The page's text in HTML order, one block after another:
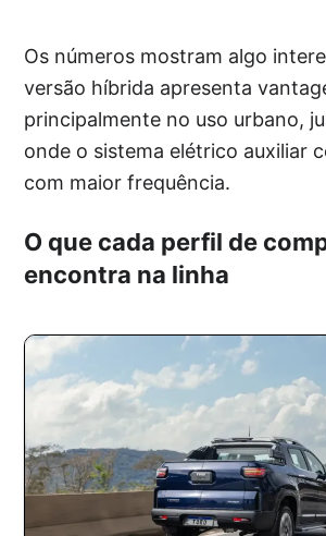
Os números mostram algo
versão híbrida apresenta
principalmente no uso urbano,
onde o sistema elétrico auxiliar
com maior frequência.
O que cada perfil de
encontra na linha